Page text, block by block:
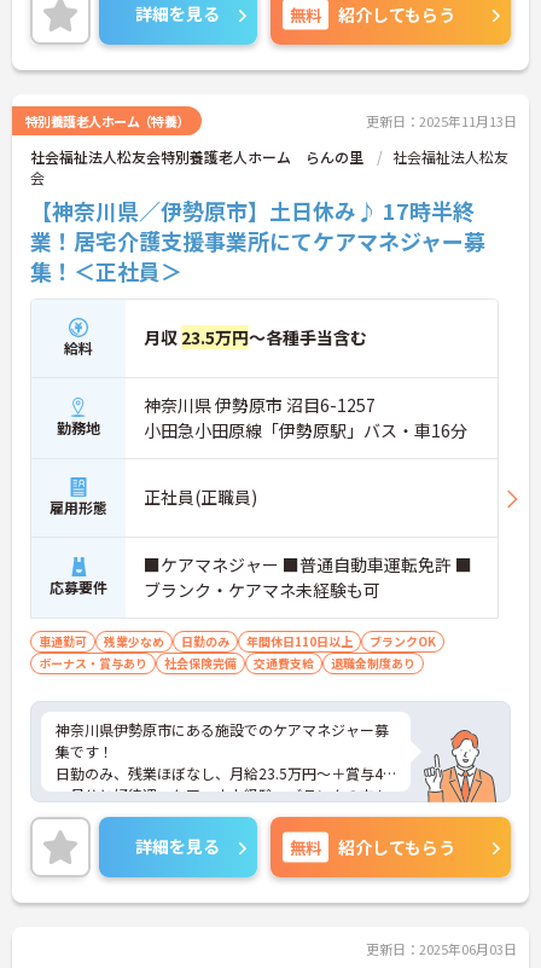
詳細を見る 無料 紹介してもらう
特別養護老人ホーム（特養） 更新日：2025年11月13日
社会福祉法人松友会特別養護老人ホーム らんの里
社会福祉法人松友
会
【神奈川県／伊勢原市】土日休み♪ 17時半終
業！居宅介護支援事業所にてケアマネジャー募
集！＜正社員＞
給料 月収 23.5万円～各種手当含む
勤務地
神奈川県 伊勢原市 沼目6-1257
小田急小田原線「伊勢原駅」バス・車16分
雇用形態 正社員(正職員)
応募要件
■ケアマネジャー ■普通自動車運転免許 ■
ブランク・ケアマネ未経験も可
車通勤可 残業少なめ 日勤のみ 年間休日110日以上
ブランクOK
ボーナス・賞与あり
社会保険完備 交通費支給 退職金制度あり
神奈川県伊勢原市にある施設でのケアマネジャー募
集です！
日勤のみ、残業ほぼなし、月給23.5万円～＋賞与4.5
ヶ月分と好待遇。ケアマネ未経験・ブランクの方も
歓迎で、マイカー通勤も可能です。
風通しが良く助け合いの精神が根付いた職場で、ワ
ークライフバランスを重視しながら働きたい方にお
すすめです。ご興味がある方は、ご面接のポイント
をお伝えしますので、お気軽にお問い合わせくださ
詳細を見る 無料 紹介してもらう
更新日：2025年06月03日